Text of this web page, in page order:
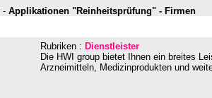
- Applikationen "Reinheitsprüfung" - Firmen
Rubriken : Dienstleister
Die HWI group bietet Ihnen ein breites
Arzneimitteln, Medizinprodukten und